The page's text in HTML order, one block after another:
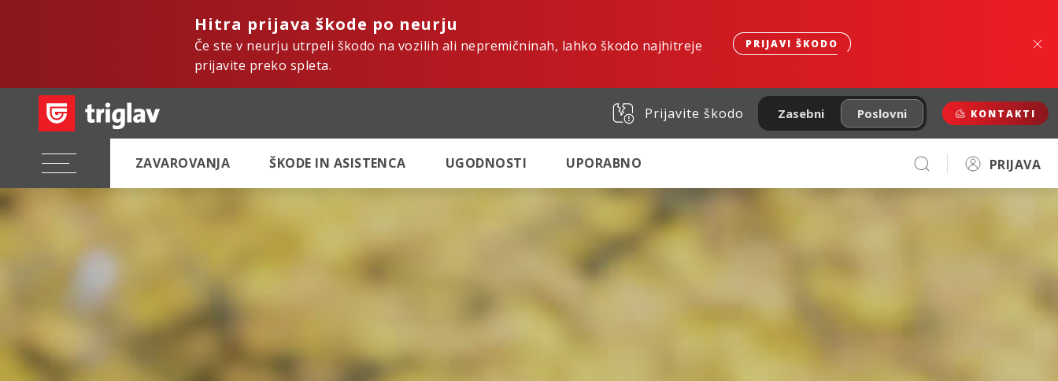
Hitra prijava škode po neurju
Če ste v neurju utrpeli škodo na vozilih ali nepremičninah, lahko škodo najhitreje
prijavite preko spleta.
PRIJAVI ŠKODO
Prijavite škodo Zasebni Poslovni KONTAKTI
ZAVAROVANJA ŠKODE IN ASISTENCA UGODNOSTI UPORABNO PRIJAVA